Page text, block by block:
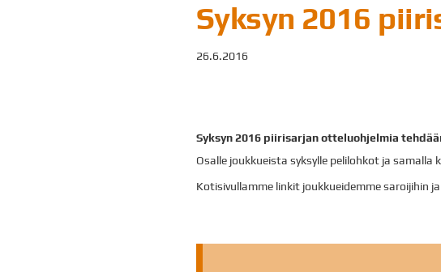
Syksyn 2016
26.6.2016
Syksyn 2016 piirisarjan otteluohjelmia
Osalle joukkueista syksylle pelilohkot ja
Kotisivullamme linkit joukkueidemme saroijihin